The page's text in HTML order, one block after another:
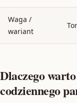
Waga /
wariant
Dlaczego
codziennego